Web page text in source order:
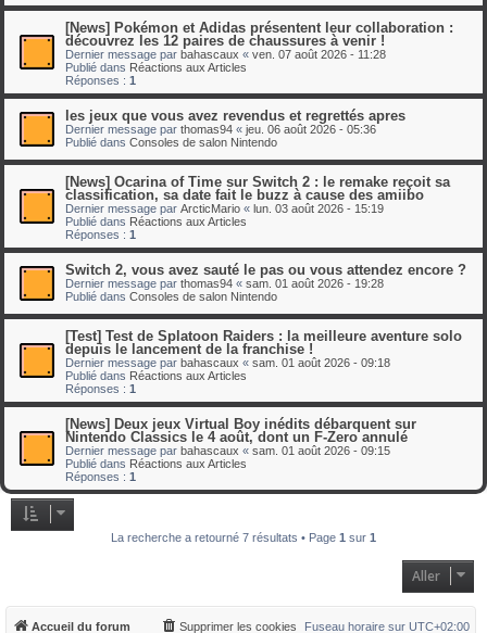
[News] Pokémon et Adidas présentent leur collaboration :
découvrez les 12 paires de chaussures à venir !
Dernier message par bahascaux « ven. 07 août 2026 - 11:28
Publié dans Réactions aux Articles
Réponses : 1
les jeux que vous avez revendus et regrettés apres
Dernier message par thomas94 « jeu. 06 août 2026 - 05:36
Publié dans Consoles de salon Nintendo
[News] Ocarina of Time sur Switch 2 : le remake reçoit sa
classification, sa date fait le buzz à cause des amiibo
Dernier message par ArcticMario « lun. 03 août 2026 - 15:19
Publié dans Réactions aux Articles
Réponses : 1
Switch 2, vous avez sauté le pas ou vous attendez encore ?
Dernier message par thomas94 « sam. 01 août 2026 - 19:28
Publié dans Consoles de salon Nintendo
[Test] Test de Splatoon Raiders : la meilleure aventure solo
depuis le lancement de la franchise !
Dernier message par bahascaux « sam. 01 août 2026 - 09:18
Publié dans Réactions aux Articles
Réponses : 1
[News] Deux jeux Virtual Boy inédits débarquent sur
Nintendo Classics le 4 août, dont un F-Zero annulé
Dernier message par bahascaux « sam. 01 août 2026 - 09:15
Publié dans Réactions aux Articles
Réponses : 1
La recherche a retourné 7 résultats • Page 1 sur 1
Aller
Accueil du forum Fuseau horaire sur UTC+02:00
Supprimer les cookies